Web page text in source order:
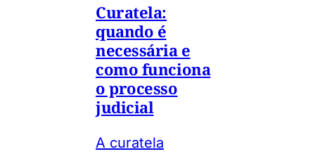
Curatela:
quando é
necessária e
como funciona
o processo
judicial
A curatela